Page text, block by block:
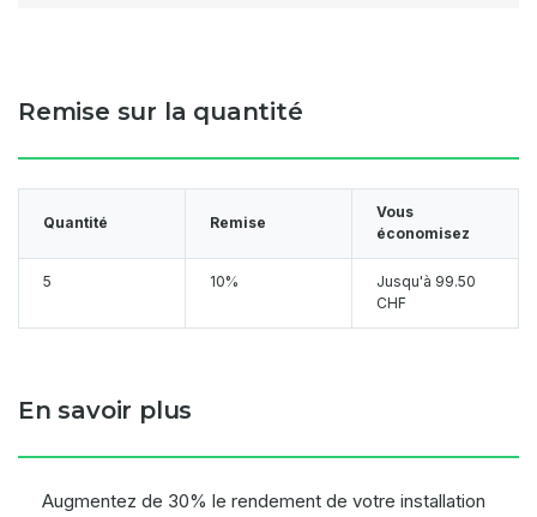
Remise sur la quantité
Quantité Remise
Vous
économisez
5 10% Jusqu'à 99.50
CHF
En savoir plus
Augmentez de 30% le rendement de votre installation